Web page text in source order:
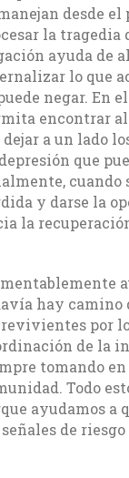
desde
la tragedia
ayuda de
lo que
negar. En
encontrar
a un lado
que
cuando
y darse la
la
hay camino
por
de la
tomando
Todo
ayudamos a
de